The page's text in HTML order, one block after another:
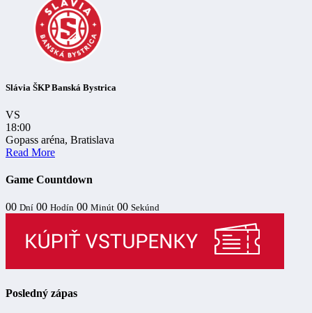
Slávia ŠKP Banská Bystrica
VS
18:00
Gopass aréna, Bratislava
Read More
Game Countdown
00 Dní 00 Hodín 00 Minút 00 Sekúnd
Posledný zápas